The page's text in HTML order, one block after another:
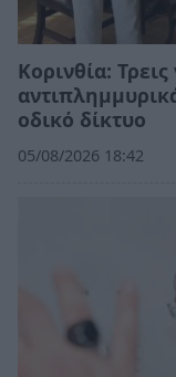
Κορινθία:
οδικό δίκτυο
05/08/2026 18:42